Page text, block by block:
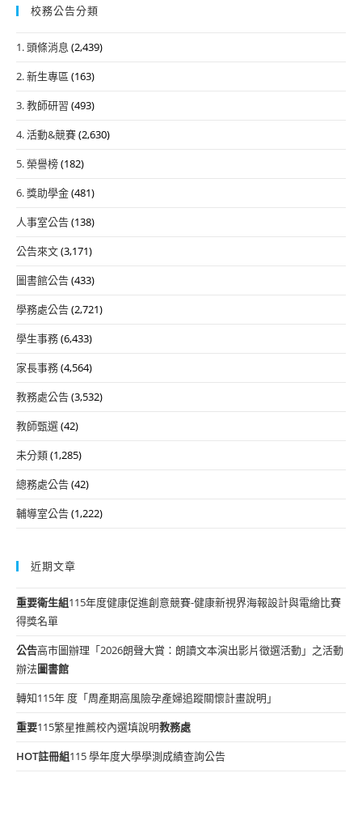
校務公告分類
1. 頭條消息 (2,439)
2. 新生專區 (163)
3. 教師研習 (493)
4. 活動&競賽(2,630)
5. 榮譽榜(182)
6. 獎助學金(481)
人事室公告(138)
公告來文(3,171)
圖書館公告(433)
學務處公告(2,721)
學生事務(6,433)
家長事務(4,564)
教務處公告(3,532)
教師甄選(42)
未分類(1,285)
總務處公告(42)
輔導室公告(1,222)
近期文章
重要衛生組115年度健康促進創意競賽-健康新視界海報設計與電繪比賽
得獎名單
公告高市圖辦理「2026朗聲大賞：朗讀文本演出影片徵選活動」之活動
辦法圖書館
轉知115年 度「周產期高風險孕產婦追蹤關懷計畫說明」
重要115繁星推薦校內選填說明教務處
HOT註冊組115 學年度大學學測成績查詢公告